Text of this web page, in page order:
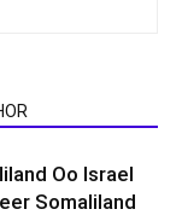
Oo Israel
Somaliland